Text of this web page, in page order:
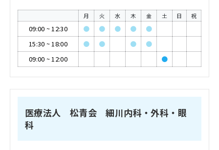
月 火 水 木 金 土 日 祝
09:00 ~12:30 ● ● ● ●
●
15:30 ~18:00 ● ● ●
●
09:00 ~12:00 ●
医療法人 松青会 細川内科・外科・眼
科